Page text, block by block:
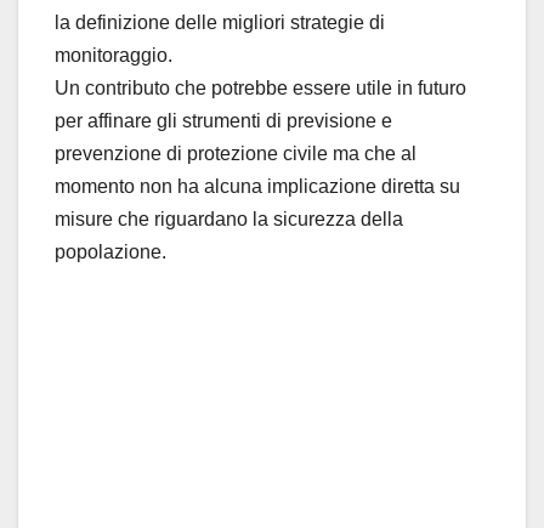
la definizione delle migliori strategie di
monitoraggio.
Un contributo che potrebbe essere utile in futuro
per affinare gli strumenti di previsione e
prevenzione di protezione civile ma che al
momento non ha alcuna implicazione diretta su
misure che riguardano la sicurezza della
popolazione.